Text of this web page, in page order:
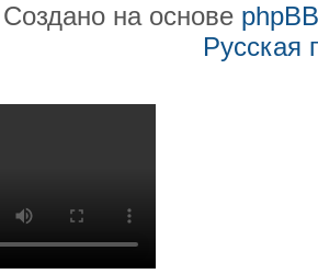
Создано на основе phpBB
Русская